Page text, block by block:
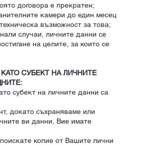
договора е прекратен;
камери до един месец
възможност за това;
случаи, личните данни се
на целите, за които се
СУБЕКТ НА ЛИЧНИТЕ
субект на личните данни са
докато съхраняваме или
ви данни, Вие имате
копие от Вашите лични